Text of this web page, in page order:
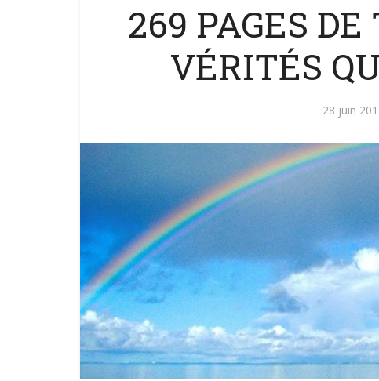
269 PAGES
VÉRITÉS
28 juin